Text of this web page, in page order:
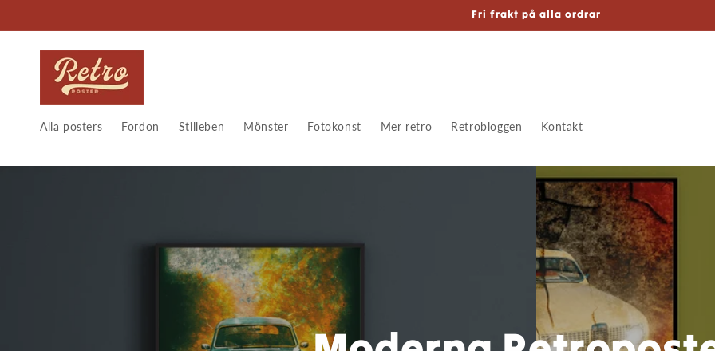
Fri frakt på alla ordrar
Alla posters Fordon Stilleben Mönster Fotokonst Mer retro Retrobloggen Kontakt